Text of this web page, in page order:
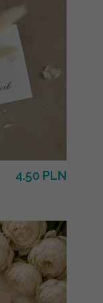
4.50 PLN